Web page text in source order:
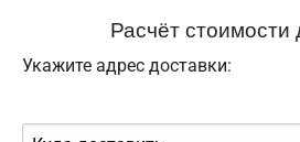
Расчёт стоимости
Укажите адрес доставки: